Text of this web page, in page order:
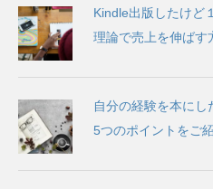
Kindle出版したけど
理論で売上を伸ばす
自分の経験を本に
5つのポイントをご紹